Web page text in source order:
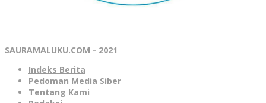
SAURAMALUKU.COM - 2021
Indeks Berita
Pedoman Media Siber
Tentang Kami